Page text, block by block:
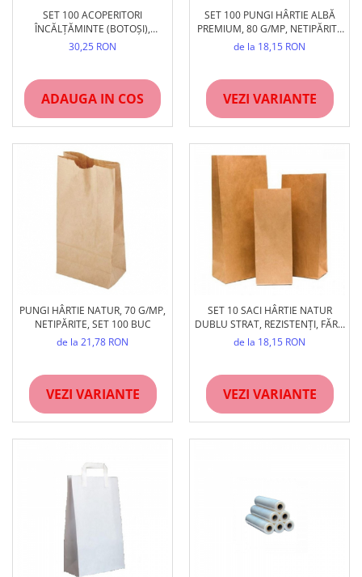
SET 100 ACOPERITORI
ÎNCĂLȚĂMINTE (BOTOȘI),
ALBAȘTRI, UNIVERSALI
30,25 RON
ADAUGA IN COS
SET 100 PUNGI HÂRTIE ALBĂ
PREMIUM, 80 G/MP, NETIPĂRITE
(DIVERSE DIMENSIUNI)
de la 18,15 RON
VEZI VARIANTE
PUNGI HÂRTIE NATUR, 70 G/MP,
NETIPĂRITE, SET 100 BUC
de la 21,78 RON
VEZI VARIANTE
SET 10 SACI HÂRTIE NATUR
DUBLU STRAT, REZISTENȚI, FĂRĂ
MÂNER
de la 18,15 RON
VEZI VARIANTE